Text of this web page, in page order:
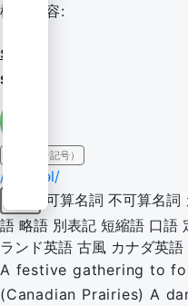
検索内容:
social
social
IPA（発音記号）
/ˈsəʊ.ʃəl/
可算名詞 不可算名詞
語 略語 別表記 短縮語 口語
ランド英語 古風 カナダ英語
A festive gathering to
(Canadian Prairies) A